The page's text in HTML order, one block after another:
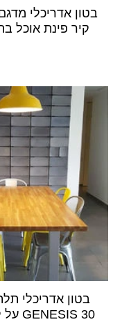
קיר פינת אוכל
בטון אדריכלי
GENESIS 30 על קיר פינת אוכל